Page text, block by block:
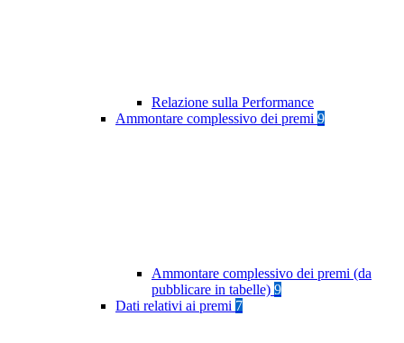
Relazione sulla Performance
Ammontare complessivo dei premi 9
Ammontare complessivo dei premi (da
pubblicare in tabelle) 9
Dati relativi ai premi 7